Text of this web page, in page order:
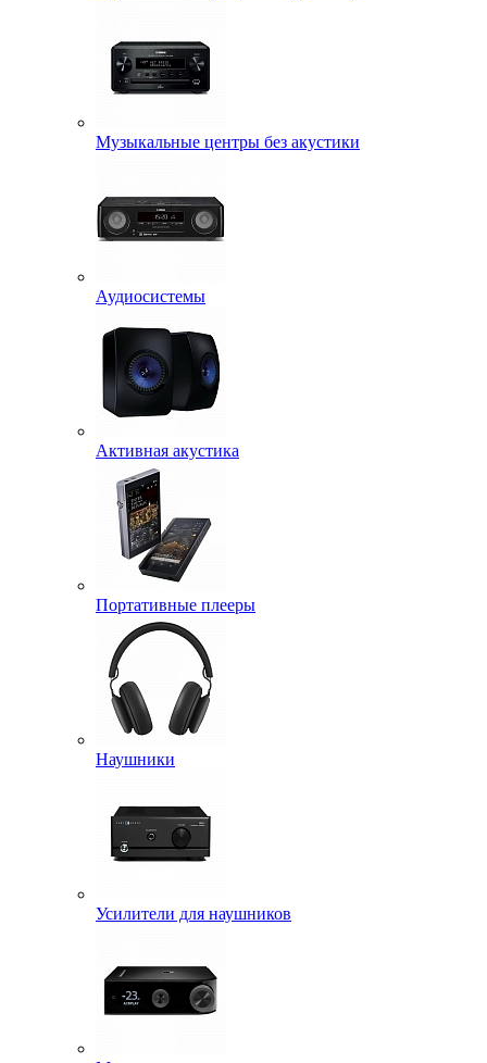
Музыкальные центры без акустики
Аудиосистемы
Активная акустика
Портативные плееры
Наушники
Усилители для наушников